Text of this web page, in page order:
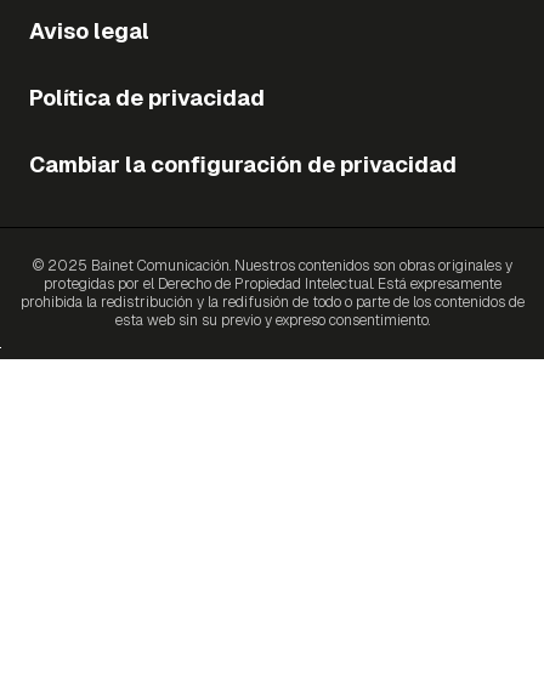
Aviso legal
Política de privacidad
Cambiar la configuración de privacidad
© 2025 Bainet Comunicación. Nuestros contenidos son obras originales y
protegidas por el Derecho de Propiedad Intelectual. Está expresamente
prohibida la redistribución y la redifusión de todo o parte de los contenidos de
esta web sin su previo y expreso consentimiento.